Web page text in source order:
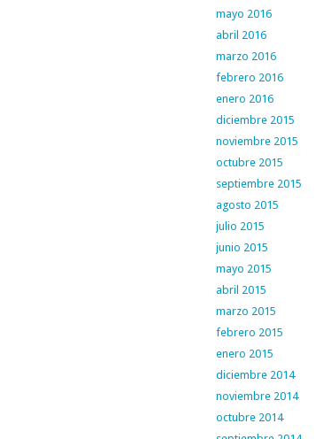
mayo 2016
abril 2016
marzo 2016
febrero 2016
enero 2016
diciembre 2015
noviembre 2015
octubre 2015
septiembre 2015
agosto 2015
julio 2015
junio 2015
mayo 2015
abril 2015
marzo 2015
febrero 2015
enero 2015
diciembre 2014
noviembre 2014
octubre 2014